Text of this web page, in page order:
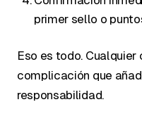
primer sello o
Eso es todo.
complicación que
responsabilidad.